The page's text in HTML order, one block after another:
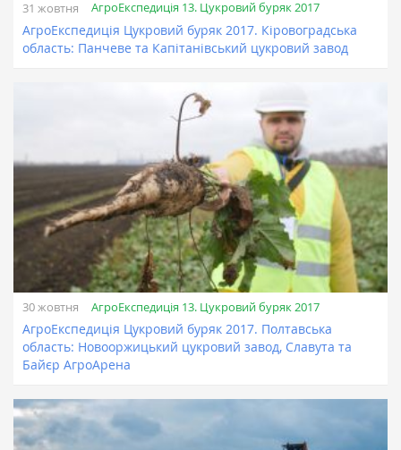
31 жовтня АгроЕкспедиція 13. Цукровий буряк 2017
АгроЕкспедиція Цукровий буряк 2017. Кіровоградська
область: Панчеве та Капітанівський цукровий завод
30 жовтня АгроЕкспедиція 13. Цукровий буряк 2017
АгроЕкспедиція Цукровий буряк 2017. Полтавська
область: Новооржицький цукровий завод, Славута та
Байєр АгроАрена